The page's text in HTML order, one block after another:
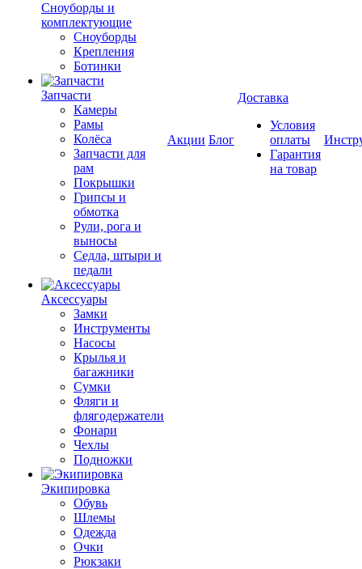
Cноуборды и
комплектующие
Сноуборды
Крепления
Ботинки
Запчасти
Камеры
Рамы
Колёса
Запчасти для
рам
Покрышки
Грипсы и
обмотка
Рули, рога и
выносы
Седла, штыри и
педали
Аксессуары
Замки
Инструменты
Насосы
Крылья и
багажники
Сумки
Фляги и
флягодержатели
Фонари
Чехлы
Подножки
Экипировка
Обувь
Шлемы
Одежда
Очки
Рюкзаки
Акции Блог
Доставка
Условия
оплаты
Гарантия
на товар